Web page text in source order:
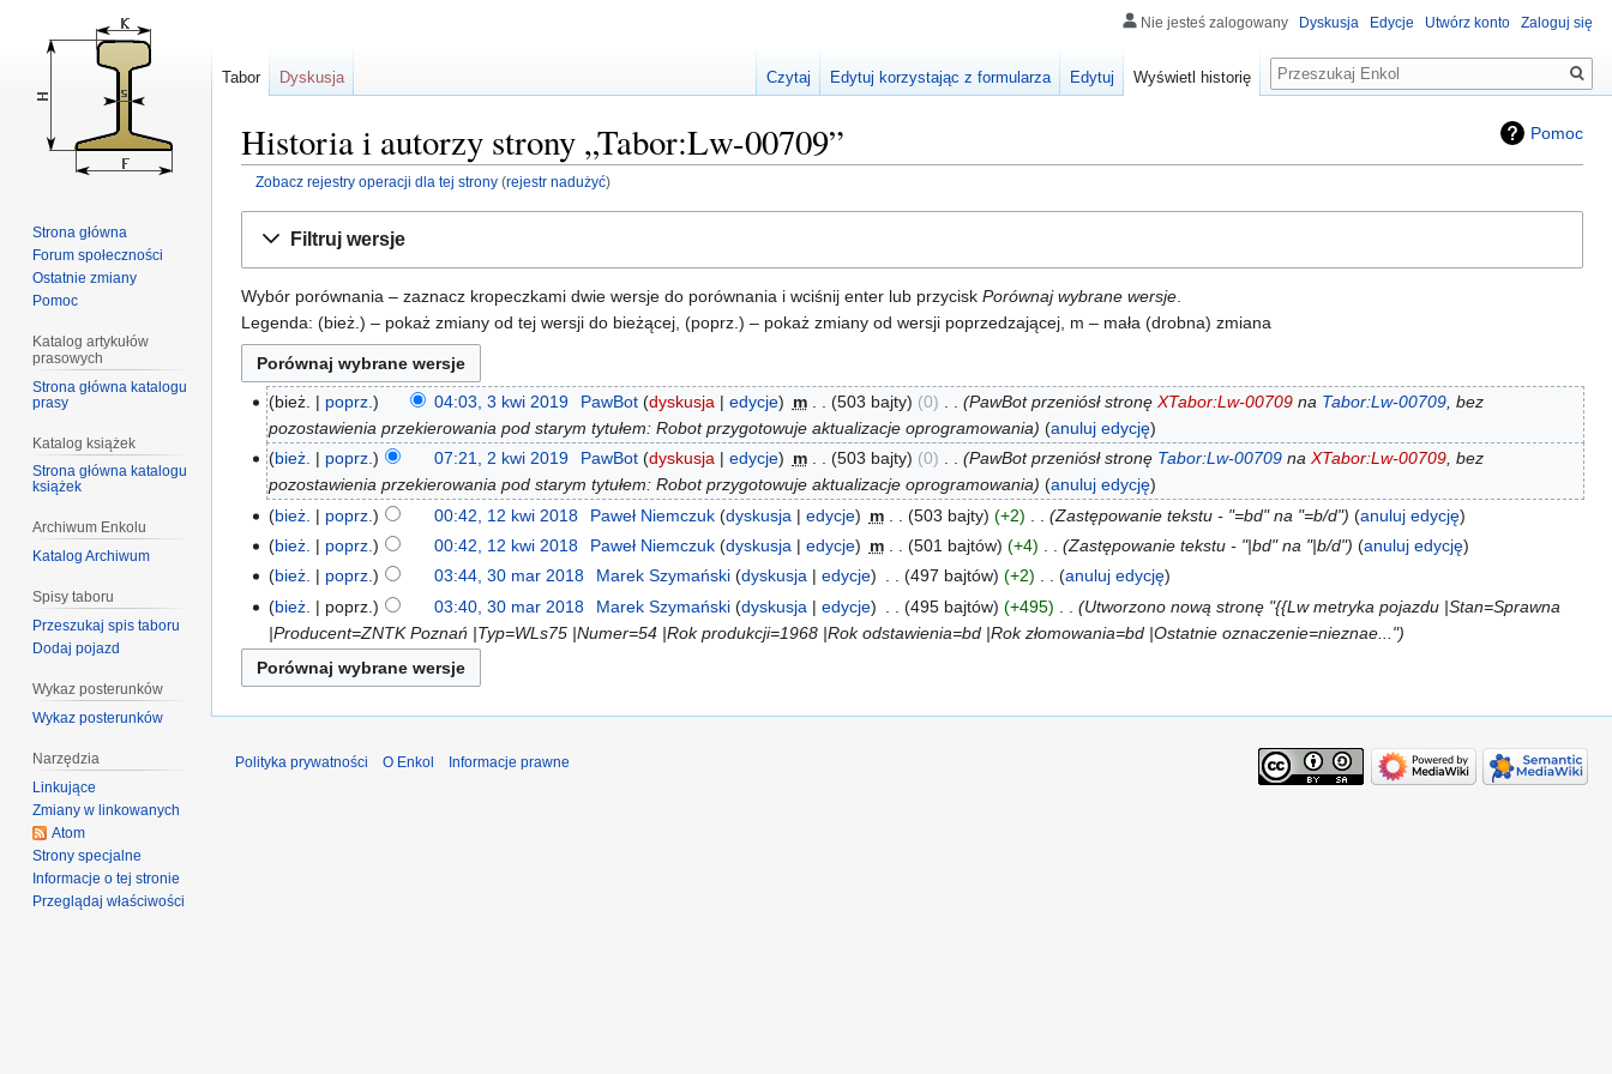
Pomoc
Historia i autorzy strony „Tabor:Lw-00709”
Zobacz rejestry operacji dla tej strony(rejestr nadużyć)
Filtruj wersje
Wybór porównania – zaznacz kropeczkami dwie wersje do porównania i wciśnij enter lub przycisk Porównaj wybrane wersje
Legenda: (bież.) – pokaż zmiany od tej wersji do bieżącej, (poprz.) – pokaż zmiany od wersji poprzedzającej, m – mała (drobna) zmiana
bież. poprz. 04:03, 3 kwi 2019 PawBot dyskusja edycje m 503 bajty 0 PawBot przeniósł stronę XTabor:Lw-00709na Tabor:Lw-00709, bez
pozostawienia przekierowania pod starym tytułem: Robot przygotowuje aktualizacje oprogramowania
anuluj edycję
bież.
poprz. 07:21, 2 kwi 2019 PawBot dyskusja edycje m 503 bajty 0 PawBot przeniósł stronę Tabor:Lw-00709na XTabor:Lw-00709, bez
pozostawienia przekierowania pod starym tytułem: Robot przygotowuje aktualizacje oprogramowania
anuluj edycję
bież.
poprz. 00:42, 12 kwi 2018 Paweł Niemczuk dyskusja edycje m 503 bajty +2 Zastępowanie tekstu - "=bd" na "=b/d"
anuluj edycję
bież.
poprz. 00:42, 12 kwi 2018 Paweł Niemczuk dyskusja edycje m 501 bajtów +4 Zastępowanie tekstu - "|bd" na "|b/d"
anuluj edycję
bież.
poprz. 03:44, 30 mar 2018 Marek Szymański dyskusja edycje 497 bajtów +2
anuluj edycję
bież.
poprz. 03:40, 30 mar 2018 Marek Szymański dyskusja edycje 495 bajtów +495
Utworzono nową stronę "{{Lw metryka pojazdu |Stan=Sprawna
|Producent=ZNTK Poznań |Typ=WLs75 |Numer=54 |Rok produkcji=1968 |Rok odstawienia=bd |Rok złomowania=bd |Ostatnie oznaczenie=nieznae..."
Nie jesteś zalogowany Dyskusja Edycje Utwórz konto Zaloguj się
Tabor Dyskusja Czytaj Edytuj korzystając z formularza Edytuj Wyświetl historię
Szukaj
Strona główna
Forum społeczności
Ostatnie zmiany
Pomoc
Katalog artykułów
prasowych
Strona główna katalogu
prasy
Katalog książek
Strona główna katalogu
książek
Archiwum Enkolu
Katalog Archiwum
Spisy taboru
Przeszukaj spis taboru
Dodaj pojazd
Wykaz posterunków
Wykaz posterunków
Narzędzia
Linkujące
Zmiany w linkowanych
Atom
Strony specjalne
Informacje o tej stronie
Przeglądaj właściwości
Polityka prywatności O Enkol Informacje prawne